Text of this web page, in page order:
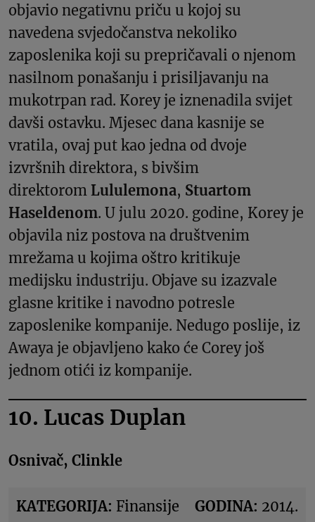
objavio negativnu priču u kojoj su
navedena svjedočanstva nekoliko
zaposlenika koji su prepričavali o njenom
nasilnom ponašanju i prisiljavanju na
mukotrpan rad. Korey je iznenadila svijet
davši ostavku. Mjesec dana kasnije se
vratila, ovaj put kao jedna od dvoje
izvršnih direktora, s bivšim
direktorom Lululemona, Stuartom
Haseldenom. U julu 2020. godine, Korey je
objavila niz postova na društvenim
mrežama u kojima oštro kritikuje
medijsku industriju. Objave su izazvale
glasne kritike i navodno potresle
zaposlenike kompanije. Nedugo poslije, iz
Awaya je objavljeno kako će Corey još
jednom otići iz kompanije.
10. Lucas Duplan
Osnivač, Clinkle
KATEGORIJA: Finansije GODINA: 2014.